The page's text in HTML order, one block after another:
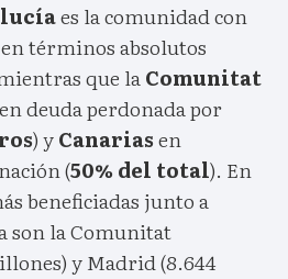
es la comunidad con
términos absolutos
que laComunitat
deuda perdonada por
) yCanariasen
(50% del total). En
beneficiadas junto a
son la Comunitat
y Madrid (8.644